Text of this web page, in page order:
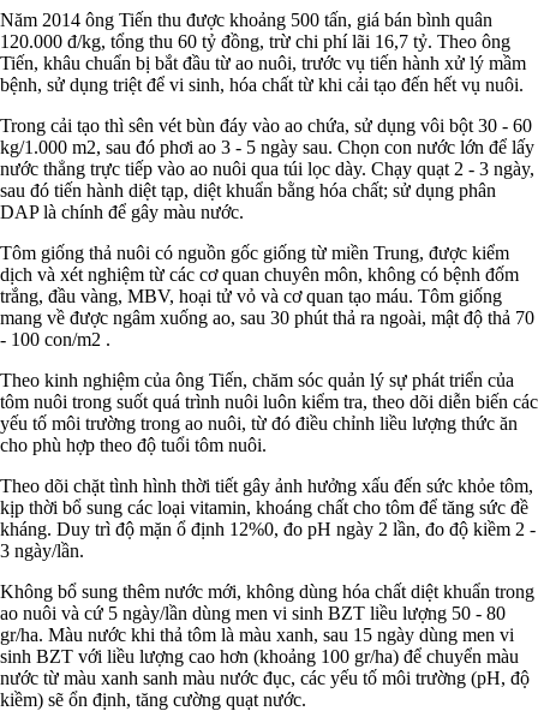
Năm 2014 ông Tiến thu được khoảng 500 tấn, giá bán bình quân
120.000 đ/kg, tổng thu 60 tỷ đồng, trừ chi phí lãi 16,7 tỷ. Theo ông
Tiến, khâu chuẩn bị bắt đầu từ ao nuôi, trước vụ tiến hành xử lý mầm
bệnh, sử dụng triệt để vi sinh, hóa chất từ khi cải tạo đến hết vụ nuôi.
Trong cải tạo thì sên vét bùn đáy vào ao chứa, sử dụng vôi bột 30 - 60
kg/1.000 m2, sau đó phơi ao 3 - 5 ngày sau. Chọn con nước lớn để lấy
nước thẳng trực tiếp vào ao nuôi qua túi lọc dày. Chạy quạt 2 - 3 ngày,
sau đó tiến hành diệt tạp, diệt khuẩn bằng hóa chất; sử dụng phân
DAP là chính để gây màu nước.
Tôm giống thả nuôi có nguồn gốc giống từ miền Trung, được kiểm
dịch và xét nghiệm từ các cơ quan chuyên môn, không có bệnh đốm
trắng, đầu vàng, MBV, hoại tử vỏ và cơ quan tạo máu. Tôm giống
mang về được ngâm xuống ao, sau 30 phút thả ra ngoài, mật độ thả 70
- 100 con/m2 .
Theo kinh nghiệm của ông Tiến, chăm sóc quản lý sự phát triển của
tôm nuôi trong suốt quá trình nuôi luôn kiểm tra, theo dõi diễn biến các
yếu tố môi trường trong ao nuôi, từ đó điều chỉnh liều lượng thức ăn
cho phù hợp theo độ tuổi tôm nuôi.
Theo dõi chặt tình hình thời tiết gây ảnh hưởng xấu đến sức khỏe tôm,
kịp thời bổ sung các loại vitamin, khoáng chất cho tôm để tăng sức đề
kháng. Duy trì độ mặn ổ định 12%0, đo pH ngày 2 lần, đo độ kiềm 2 -
3 ngày/lần.
Không bổ sung thêm nước mới, không dùng hóa chất diệt khuẩn trong
ao nuôi và cứ 5 ngày/lần dùng men vi sinh BZT liều lượng 50 - 80
gr/ha. Màu nước khi thả tôm là màu xanh, sau 15 ngày dùng men vi
sinh BZT với liều lượng cao hơn (khoảng 100 gr/ha) để chuyển màu
nước từ màu xanh sanh màu nước đục, các yếu tố môi trường (pH, độ
kiềm) sẽ ổn định, tăng cường quạt nước.